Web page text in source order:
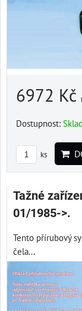
6972 Kč
Dostupnost:
ks
Tažné
01/1985->.
Tento přírubový
čela...